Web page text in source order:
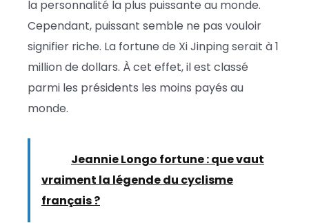
la personnalité la plus puissante au monde.
Cependant, puissant semble ne pas vouloir
signifier riche. La fortune de Xi Jinping serait à 1
million de dollars. À cet effet, il est classé
parmi les présidents les moins payés au
monde.
Jeannie Longo fortune : que vaut
vraiment la légende du cyclisme
français ?